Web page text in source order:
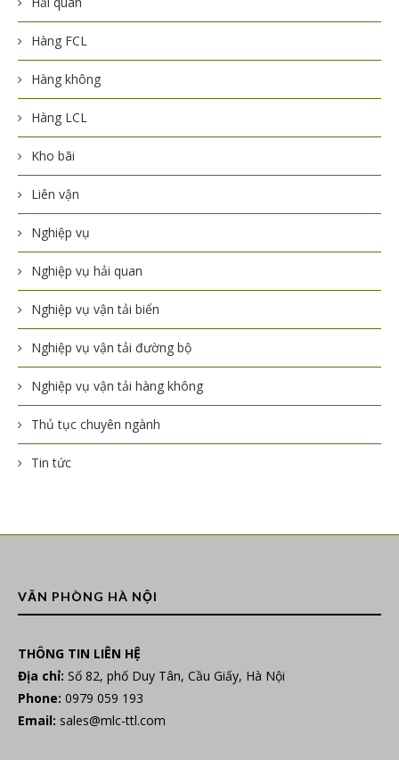
Hàng FCL
Hàng không
Hàng LCL
Kho bãi
Liên vận
Nghiệp vụ
Nghiệp vụ hải quan
Nghiệp vụ vận tải biển
Nghiệp vụ vận tải đường bộ
Nghiệp vụ vận tải hàng không
Thủ tục chuyên ngành
Tin tức
VĂN PHÒNG HÀ NỘI
THÔNG TIN LIÊN HỆ
Địa chỉ: Số 82, phố Duy Tân, Cầu Giấy, Hà Nội
Phone: 0979 059 193
Email: sales@mlc-ttl.com